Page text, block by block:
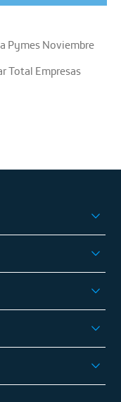
Pymes Noviembre
Total Empresas